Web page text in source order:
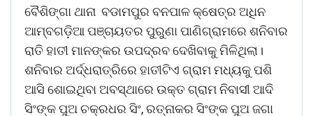
ବୈଶିଙ୍ଗା ଥାନା ବଡାମପୁର ବନପାଳ କ୍ଷେତ୍ର ଅଧିନ
ଆମ୍ବଗଡ଼ିଆ ପଞ୍ଚାୟତର ପୁରୁଣା ପାଣିଗ୍ରାମରେ ଶନିବାର
ରାତି ହାତୀ ମାନଙ୍କର ଉପଦ୍ରବ ଦେଖିବାକୁ ମିଳିଥିଲା।
ଶନିବାର ଅର୍ଦ୍ଧରାତ୍ରିରେ ହାତୀଟିଏ ଗ୍ରାମ ମଧ୍ୟକୁ ପଶି
ଆସି ଶୋଇଥିବା ଅବସ୍ଥାରେ ଉକ୍ତ ଗ୍ରାମ ନିବାସୀ ଆଦି
ସିଂଙ୍କ ପୁଅ ଚକ୍ରଧର ସିଂ, ରତ୍ନାକର ସିଂଙ୍କ ପୁଅ ଜଗା